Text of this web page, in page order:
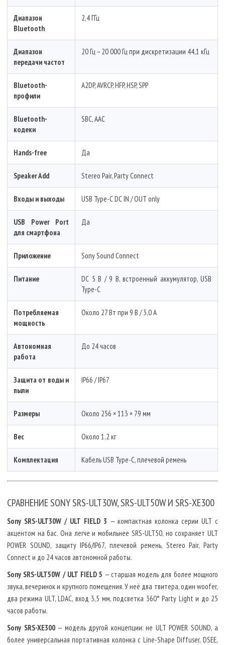
Диапазон
Bluetooth
2,4 ГГц
Диапазон
передачи частот
20 Гц – 20 000 Гц при дискретизации 44,1 кГц
Bluetooth-
профили
A2DP, AVRCP, HFP, HSP, SPP
Bluetooth-
кодеки
SBC, AAC
Hands-free Да
Speaker Add Stereo Pair, Party Connect
Входы и выходы USB Type-C DC IN / OUT only
USB Power Port
для смартфона
Да
Приложение Sony Sound Connect
Питание
DC 5 В / 9 В, встроенный аккумулятор, USB
Type-C
Потребляемая
мощность
Около 27 Вт при 9 В / 3,0 А
Автономная
работа
До 24 часов
Защита от воды и
пыли
IP66 / IP67
Размеры Около 256 × 113 × 79 мм
Вес Около 1,2 кг
Комплектация Кабель USB Type-C, плечевой ремень
СРАВНЕНИЕ SONY SRS-ULT30W, SRS-ULT50W И SRS-XE300
Sony SRS-ULT30W / ULT FIELD 3 — компактная колонка серии ULT с
акцентом на бас. Она легче и мобильнее SRS-ULT50, но сохраняет ULT
POWER SOUND, защиту IP66/IP67, плечевой ремень, Stereo Pair, Party
Connect и до 24 часов автономной работы.
Sony SRS-ULT50W / ULT FIELD 5 — старшая модель для более мощного
звука, вечеринок и крупного помещения. У неё два твитера, один woofer,
два режима ULT, LDAC, вход 3,5 мм, подсветка 360° Party Light и до 25
часов работы.
Sony SRS-XE300— модель другой концепции: не ULT POWER SOUND, а
более универсальная портативная колонка с Line-Shape Diffuser, DSEE,